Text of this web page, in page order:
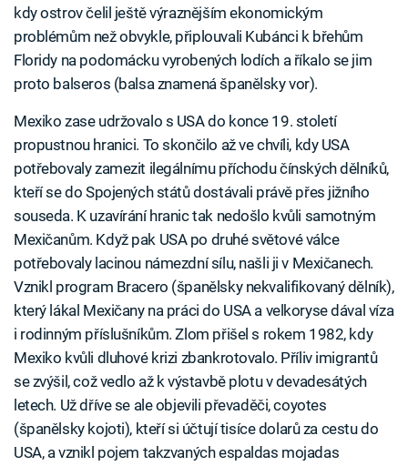
kdy ostrov čelil ještě výraznějším ekonomickým
problémům než obvykle, připlouvali Kubánci k břehům
Floridy na podomácku vyrobených lodích a říkalo se jim
proto balseros (balsa znamená španělsky vor).
Mexiko zase udržovalo s USA do konce 19. století
propustnou hranici. To skončilo až ve chvíli, kdy USA
potřebovaly zamezit ilegálnímu příchodu čínských dělníků,
kteří se do Spojených států dostávali právě přes jižního
souseda. K uzavírání hranic tak nedošlo kvůli samotným
Mexičanům. Když pak USA po druhé světové válce
potřebovaly lacinou námezdní sílu, našli ji v Mexičanech.
Vznikl program Bracero (španělsky nekvalifikovaný dělník),
který lákal Mexičany na práci do USA a velkoryse dával víza
i rodinným příslušníkům. Zlom přišel s rokem 1982, kdy
Mexiko kvůli dluhové krizi zbankrotovalo. Příliv imigrantů
se zvýšil, což vedlo až k výstavbě plotu v devadesátých
letech. Už dříve se ale objevili převaděči, coyotes
(španělsky kojoti), kteří si účtují tisíce dolarů za cestu do
USA, a vznikl pojem takzvaných espaldas mojadas